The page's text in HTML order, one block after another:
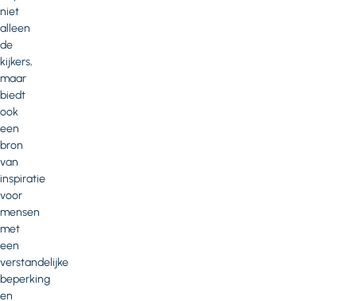
niet
alleen
de
kijkers,
maar
biedt
ook
een
bron
van
inspiratie
voor
mensen
met
een
verstandelijke
beperking
en